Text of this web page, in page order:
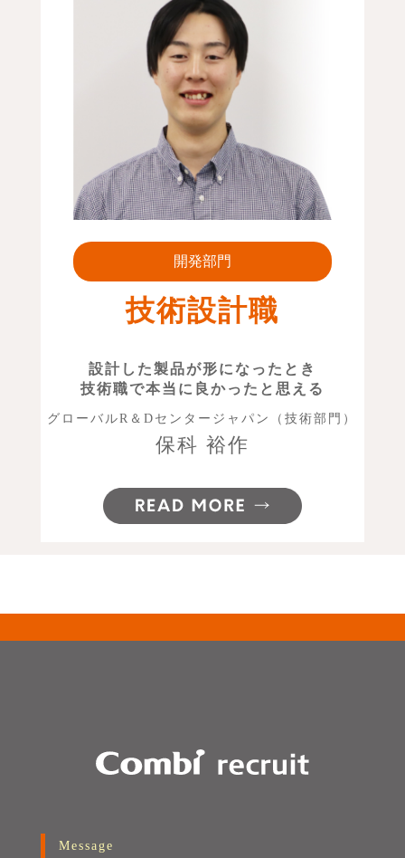
開発部門
技術設計職
設計した製品が形になったとき
技術職で本当に良かったと思える
グローバルR＆Dセンタージャパン（技術部門）
保科 裕作
Message